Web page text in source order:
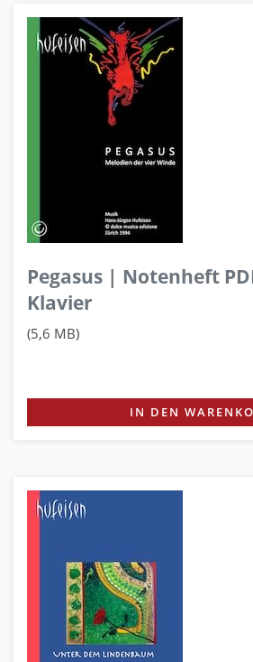
Pegasus | Notenheft
Klavier
(5,6 MB)
IN DEN